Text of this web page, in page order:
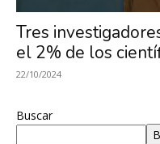
Tres
el 2% de los
22/10/2024
Buscar